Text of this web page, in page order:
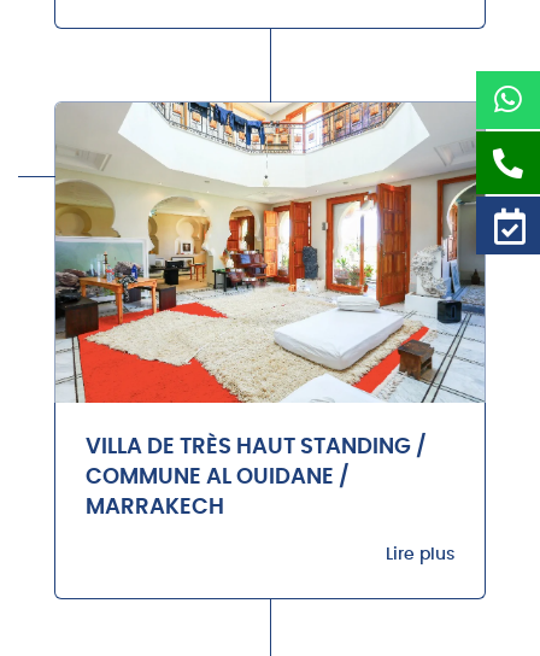
VILLA DE TRÈS HAUT STANDING /
COMMUNE AL OUIDANE /
MARRAKECH
Lire plus